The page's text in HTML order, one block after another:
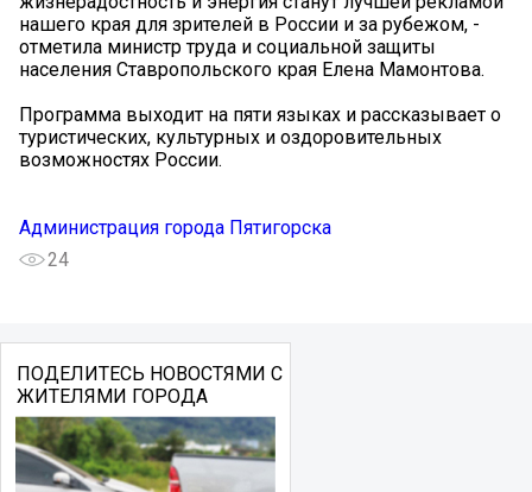
нашего края для зрителей в России и за рубежом, -
отметила министр труда и социальной защиты
населения Ставропольского края Елена Мамонтова.
Программа выходит на пяти языках и рассказывает о
туристических, культурных и оздоровительных
возможностях России.
Администрация города Пятигорска
24
ПОДЕЛИТЕСЬ НОВОСТЯМИ С
ЖИТЕЛЯМИ ГОРОДА